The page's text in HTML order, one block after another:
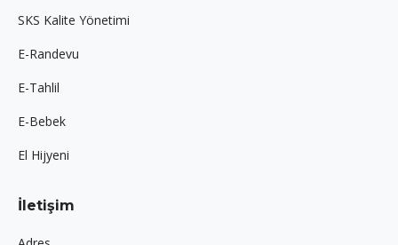
SKS Kalite Yönetimi
E-Randevu
E-Tahlil
E-Bebek
El Hijyeni
İletişim